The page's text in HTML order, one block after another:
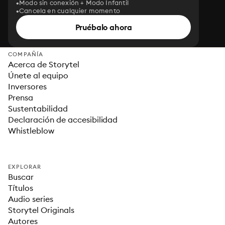
Modo sin conexión + Modo Infantil
Cancela en cualquier momento
Pruébalo ahora
COMPAÑÍA
Acerca de Storytel
Únete al equipo
Inversores
Prensa
Sustentabilidad
Declaración de accesibilidad
Whistleblow
EXPLORAR
Buscar
Títulos
Audio series
Storytel Originals
Autores